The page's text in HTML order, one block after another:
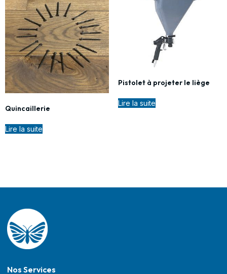
Quincaillerie
Lire la suite
Pistolet à projeter le liège
Lire la suite
Nos Services